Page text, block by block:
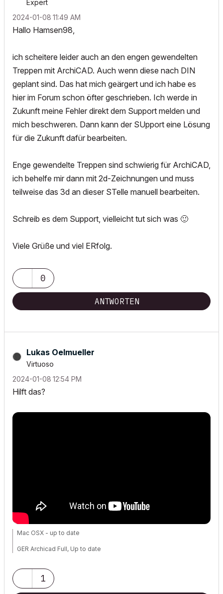
Expert
‎2024-01-08 11:49 AM
Hallo Hamsen98,
ich scheitere leider auch an den engen gewendelten
Treppen mit ArchiCAD. Auch wenn diese nach DIN
geplant sind. Das hat mich geärgert und ich habe es
hier im Forum schon öfter geschrieben. Ich werde in
Zukunft meine Fehler direkt dem Support melden und
mich beschweren. Dann kann der SUpport eine Lösung
für die Zukunft dafür bearbeiten.
Enge gewendelte Treppen sind schwierig für ArchiCAD,
ich behelfe mir dann mit 2d-Zeichnungen und muss
teilweise das 3d an dieser STelle manuell bearbeiten.
Schreib es dem Support, vielleicht tut sich was 🙂
Viele Grüße und viel ERfolg.
0
ANTWORTEN
Lukas Oelmueller
Virtuoso
‎2024-01-08 12:54 PM
Hilft das?
Mac OSX - up to date
GER Archicad Full, Up to date
1